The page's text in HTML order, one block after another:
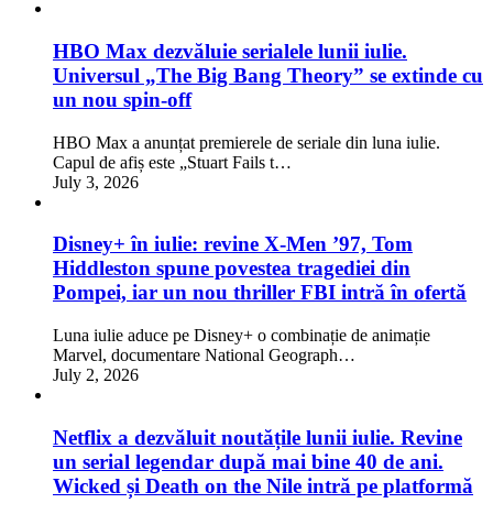
HBO Max dezvăluie serialele lunii iulie.
Universul „The Big Bang Theory” se extinde cu
un nou spin-off
HBO Max a anunțat premierele de seriale din luna iulie.
Capul de afiș este „Stuart Fails t…
July 3, 2026
Disney+ în iulie: revine X-Men ’97, Tom
Hiddleston spune povestea tragediei din
Pompei, iar un nou thriller FBI intră în ofertă
Luna iulie aduce pe Disney+ o combinație de animație
Marvel, documentare National Geograph…
July 2, 2026
Netflix a dezvăluit noutățile lunii iulie. Revine
un serial legendar după mai bine 40 de ani.
Wicked și Death on the Nile intră pe platformă